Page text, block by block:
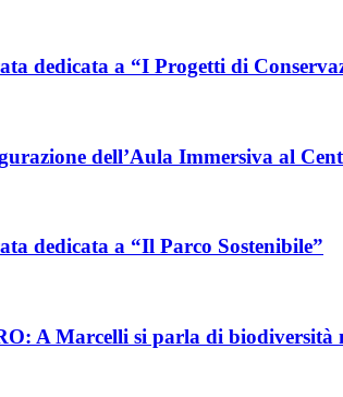
dedicata a “I Progetti di
dell’Aula Immersiva al
dedicata a “Il Parco Sostenibile”
A Marcelli si parla di biodiversità